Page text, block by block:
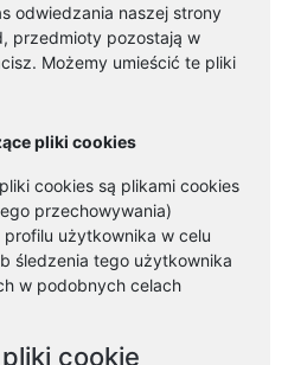
odwiedzania naszej strony
przedmioty pozostają w
Możemy umieścić te pliki
pliki cookies
cookies są plikami cookies
przechowywania)
użytkownika w celu
śledzenia tego użytkownika
w podobnych celach
cookie